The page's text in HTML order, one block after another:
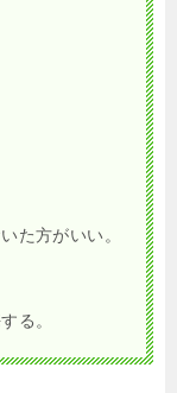
た方がいい。
る。